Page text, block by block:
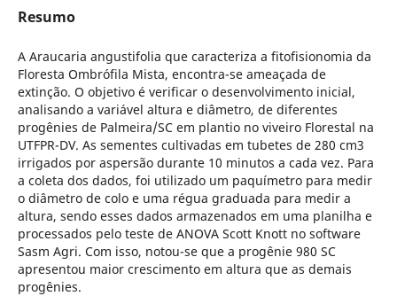
Resumo
A Araucaria angustifolia que caracteriza a fitofisionomia da
Floresta Ombrófila Mista, encontra-se ameaçada de
extinção. O objetivo é verificar o desenvolvimento inicial,
analisando a variável altura e diâmetro, de diferentes
progênies de Palmeira/SC em plantio no viveiro Florestal na
UTFPR-DV. As sementes cultivadas em tubetes de 280 cm3
irrigados por aspersão durante 10 minutos a cada vez. Para
a coleta dos dados, foi utilizado um paquímetro para medir
o diâmetro de colo e uma régua graduada para medir a
altura, sendo esses dados armazenados em uma planilha e
processados pelo teste de ANOVA Scott Knott no software
Sasm Agri. Com isso, notou-se que a progênie 980 SC
apresentou maior crescimento em altura que as demais
progênies.